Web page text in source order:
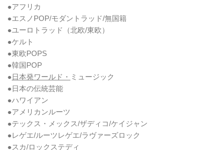
●アフリカ
●エスノPOP/モダントラッド/無国籍
●ユーロトラッド（北欧/東欧）
●ケルト
●東欧POPS
●韓国POP
●日本発ワールド・ ミュージック
●日本の伝統芸能
●ハワイアン
●アメリカンルーツ
●テックス・メックス/ザディコ/ケイジャン
●レゲエ/ルーツレゲエ/ラヴァーズロック
●スカ/ロックステディ